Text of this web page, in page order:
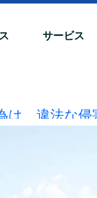
サービス
、違法な